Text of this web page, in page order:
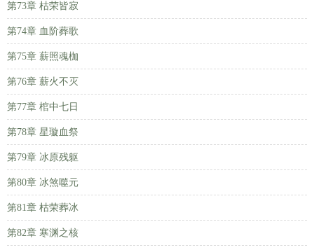
第73章 枯荣皆寂
第74章 血阶葬歌
第75章 薪照魂枷
第76章 薪火不灭
第77章 棺中七日
第78章 星璇血祭
第79章 冰原残躯
第80章 冰煞噬元
第81章 枯荣葬冰
第82章 寒渊之核